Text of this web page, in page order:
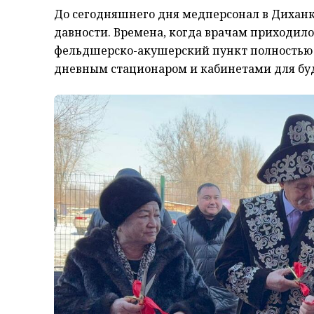
До сегодняшнего дня медперсонал в
давности. Времена, когда врачам
фельдшерско-акушерский пункт
дневным стационаром и кабинетами для